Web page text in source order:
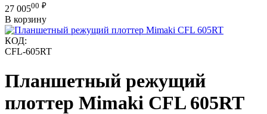
27 00500 ₽
В корзину
КОД:
CFL-605RT
Планшетный режущий
плоттер Mimaki CFL 605RT